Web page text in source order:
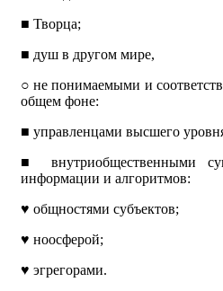
■ Творца;
■ душ в другом мире,
○ не понимаемыми и
общем фоне:
■ управленцами высшего
■
внутриобщественными
информации и алгоритмов:
♥ общностями субъектов;
♥ ноосферой;
♥ эгрегорами.